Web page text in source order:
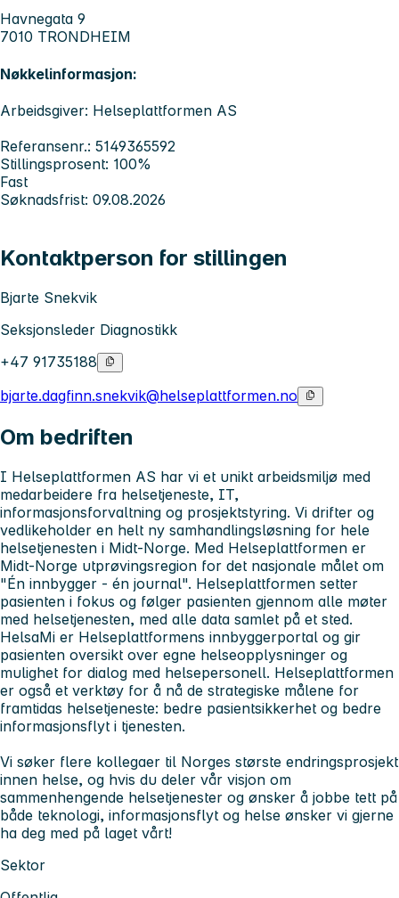
Havnegata 9
7010 TRONDHEIM
Nøkkelinformasjon:
Arbeidsgiver: Helseplattformen AS
Referansenr.: 5149365592
Stillingsprosent: 100%
Fast
Søknadsfrist: 09.08.2026
Kontaktperson for stillingen
Bjarte Snekvik
Seksjonsleder Diagnostikk
+47 91735188
bjarte.dagfinn.snekvik@helseplattformen.no
Om bedriften
I Helseplattformen AS har vi et unikt arbeidsmiljø med
medarbeidere fra helsetjeneste, IT,
informasjonsforvaltning og prosjektstyring. Vi drifter og
vedlikeholder en helt ny samhandlingsløsning for hele
helsetjenesten i Midt-Norge. Med Helseplattformen er
Midt-Norge utprøvingsregion for det nasjonale målet om
"Én innbygger - én journal". Helseplattformen setter
pasienten i fokus og følger pasienten gjennom alle møter
med helsetjenesten, med alle data samlet på et sted.
HelsaMi er Helseplattformens innbyggerportal og gir
pasienten oversikt over egne helseopplysninger og
mulighet for dialog med helsepersonell. Helseplattformen
er også et verktøy for å nå de strategiske målene for
framtidas helsetjeneste: bedre pasientsikkerhet og bedre
informasjonsflyt i tjenesten.
Vi søker flere kollegaer til Norges største endringsprosjekt
innen helse, og hvis du deler vår visjon om
sammenhengende helsetjenester og ønsker å jobbe tett på
både teknologi, informasjonsflyt og helse ønsker vi gjerne
ha deg med på laget vårt!
Sektor